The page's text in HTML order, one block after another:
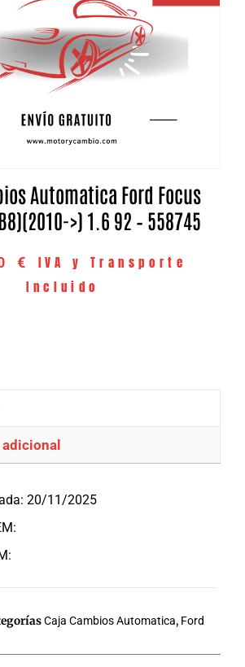
Automatica Ford Focus
>) 1.6 92 – 558745
€
IVA y Transporte
Incluido
20/11/2025
Caja Cambios Automatica, Ford